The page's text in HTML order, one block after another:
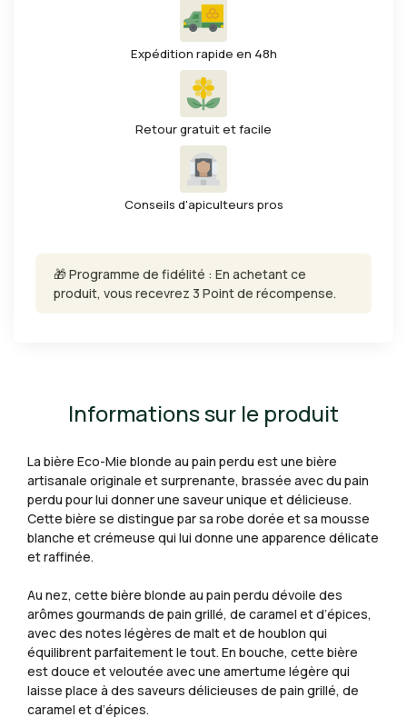
Expédition rapide en 48h
Retour gratuit et facile
Conseils d'apiculteurs pros
🎁 Programme de fidélité : En achetant ce
produit, vous recevrez 3 Point de récompense.
Informations sur le produit
La bière Eco-Mie blonde au pain perdu est une bière
artisanale originale et surprenante, brassée avec du pain
perdu pour lui donner une saveur unique et délicieuse.
Cette bière se distingue par sa robe dorée et sa mousse
blanche et crémeuse qui lui donne une apparence délicate
et raffinée.
Au nez, cette bière blonde au pain perdu dévoile des
arômes gourmands de pain grillé, de caramel et d’épices,
avec des notes légères de malt et de houblon qui
équilibrent parfaitement le tout. En bouche, cette bière
est douce et veloutée avec une amertume légère qui
laisse place à des saveurs délicieuses de pain grillé, de
caramel et d’épices.